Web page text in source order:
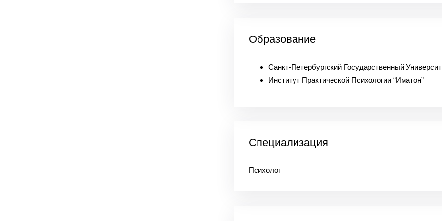
Образование
Санкт-Петербургский Государственный
Институт Практической Психологии “Иматон”
Специализация
Психолог